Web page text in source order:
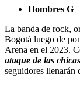
Hombres G
La banda de rock,
Bogotá luego de
Arena en el 2023.
ataque de las
seguidores llenarán